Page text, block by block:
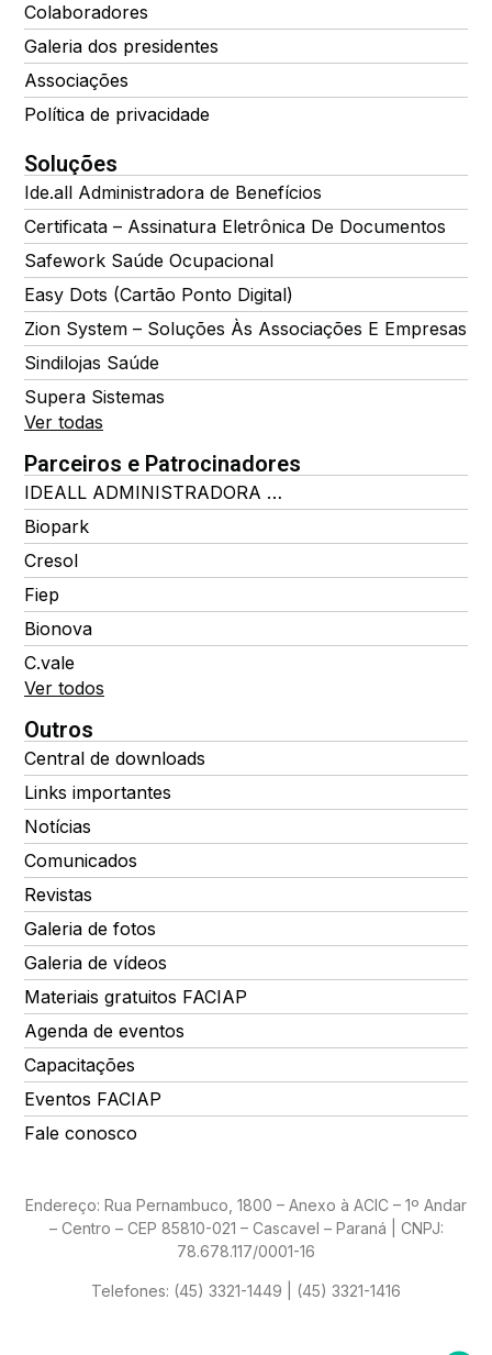
Colaboradores
Galeria dos presidentes
Associações
Política de privacidade
Soluções
Ide.all Administradora de Benefícios
Certificata – Assinatura Eletrônica De Documentos
Safework Saúde Ocupacional
Easy Dots (Cartão Ponto Digital)
Zion System – Soluções Às Associações E Empresas
Sindilojas Saúde
Supera Sistemas
Ver todas
Parceiros e Patrocinadores
IDEALL ADMINISTRADORA DE BENEFÍCIOS
Biopark
Cresol
Fiep
Bionova
C.vale
Ver todos
Outros
Central de downloads
Links importantes
Notícias
Comunicados
Revistas
Galeria de fotos
Galeria de vídeos
Materiais gratuitos FACIAP
Agenda de eventos
Capacitações
Eventos FACIAP
Fale conosco
Endereço: Rua Pernambuco, 1800 – Anexo à ACIC – 1º Andar
– Centro – CEP 85810-021 – Cascavel – Paraná | CNPJ:
78.678.117/0001-16
Telefones: (45) 3321-1449 | (45) 3321-1416